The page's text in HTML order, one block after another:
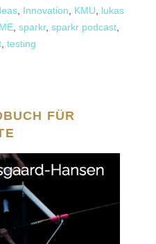
Innovation KMU
lukas
sparkr, sparkr podcast
testing
FÜR